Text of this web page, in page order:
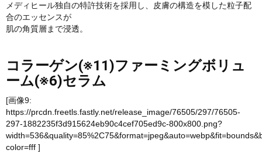
メディヒール独自の特許技術を採用し、皮膚の構造を模した粒子配
合のエッセンスが
肌の角質層まで浸透。
コラーゲン(※11)ファーミングボリュ
ーム(※6)セラム
[画像9:
https://prcdn.freetls.fastly.net/release_image/76505/297/76505-
297-1882235f3d915624eb90c4cef705ed9c-800x800.png?
color=fff ]